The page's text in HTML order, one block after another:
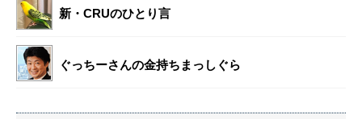
新・CRUのひとり言
ぐっちーさんの金持ちまっしぐら